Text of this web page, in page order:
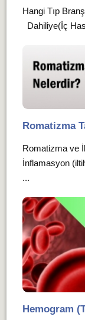
Hangi Tıp
Dahiliye(İç
Romatizma
Romatizma ve
İnflamasyon
...
Hemogram